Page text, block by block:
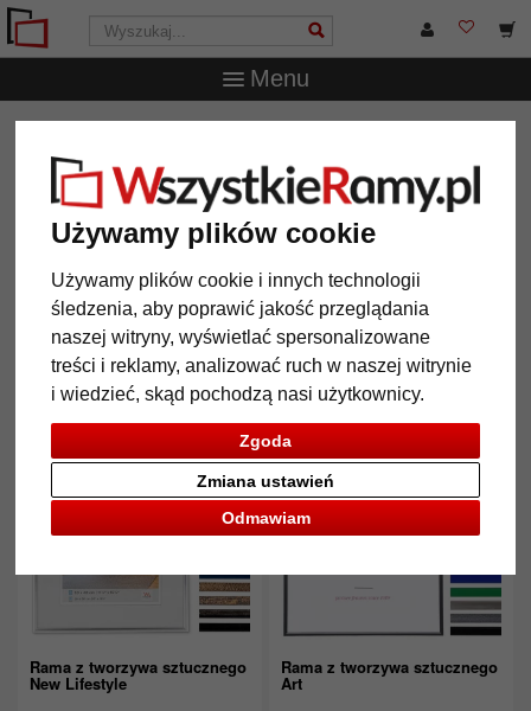
Używamy plików cookie
Używamy plików cookie i innych technologii
śledzenia, aby poprawić jakość przeglądania
naszej witryny, wyświetlać spersonalizowane
treści i reklamy, analizować ruch w naszej witrynie
i wiedzieć, skąd pochodzą nasi użytkownicy.
Zgoda
Odmawiam
Zmiana ustawień
Menu
sztucznego
12 Artykuły Popularność
Galeria
Rama z tworzywa sztucznego
New Lifestyle
Rama z tworzywa sztucznego
Art